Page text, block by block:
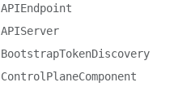
APIEndpoint
APIServer
BootstrapTokenDiscovery
ControlPlaneComponent